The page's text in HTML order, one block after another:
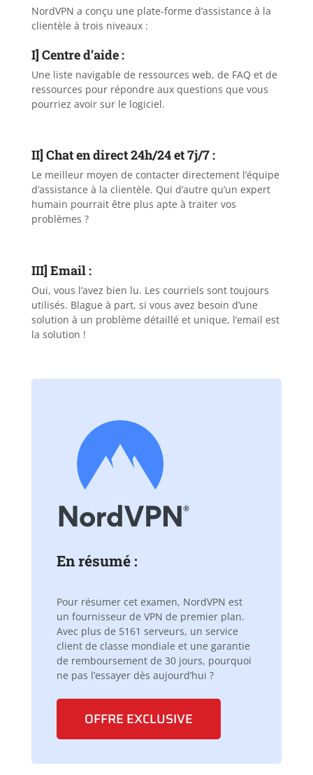
NordVPN a conçu une plate-forme d’assistance à la
clientèle à trois niveaux :
I] Centre d’aide :
Une liste navigable de ressources web, de FAQ et de
ressources pour répondre aux questions que vous
pourriez avoir sur le logiciel.
II] Chat en direct 24h/24 et 7j/7 :
Le meilleur moyen de contacter directement l’équipe
d’assistance à la clientèle. Qui d’autre qu’un expert
humain pourrait être plus apte à traiter vos
problèmes ?
III] Email :
Oui, vous l’avez bien lu. Les courriels sont toujours
utilisés. Blague à part, si vous avez besoin d’une
solution à un problème détaillé et unique, l’email est
la solution !
En résumé :
Pour résumer cet examen, NordVPN est
un fournisseur de VPN de premier plan.
Avec plus de 5161 serveurs, un service
client de classe mondiale et une garantie
de remboursement de 30 jours, pourquoi
ne pas l’essayer dès aujourd’hui ?
OFFRE EXCLUSIVE